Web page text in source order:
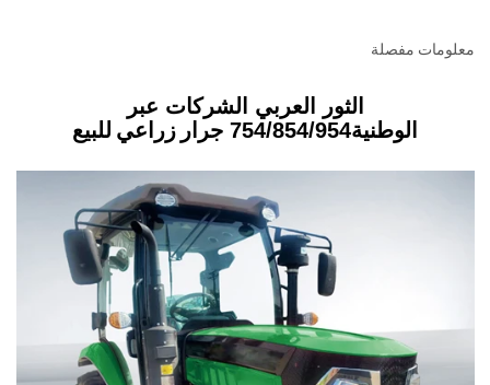
معلومات مفصلة
الثور العربي الشركات عبر
الوطنية754/854/954 جرار زراعي للبيع